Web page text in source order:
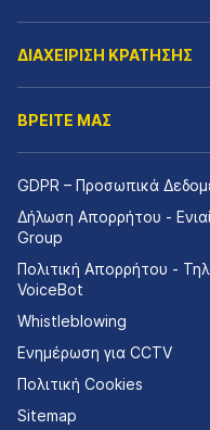
ΔΙΑΧΕΙΡΙΣΗ ΚΡΑΤΗΣΗΣ
ΒΡΕΙΤΕ ΜΑΣ
GDPR – Προσωπικά
Δήλωση Απορρήτου -
Group
Πολιτική Απορρήτου -
VoiceBot
Whistleblowing
Ενημέρωση για CCTV
Πολιτική Cookies
Sitemap